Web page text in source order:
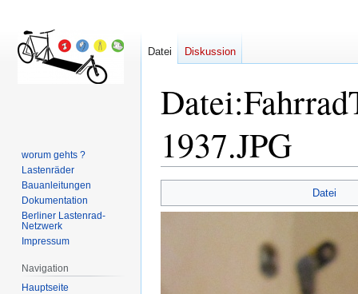
Datei:
1937.JPG
Navigation
Suche
Datei
Datei Diskussion
worum gehts ?
Lastenräder
Bauanleitungen
Dokumentation
Berliner Lastenrad-
Netzwerk
Impressum
Navigation
Hauptseite